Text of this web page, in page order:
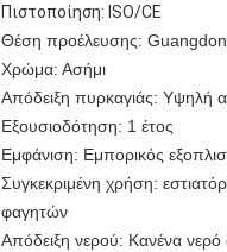
Πιστοποίηση: ISO/CE
Θέση προέλευσης:
Χρώμα: Ασήμι
Απόδειξη πυρκαγιάς: Υψηλή
Εξουσιοδότηση: 1 έτος
Εμφάνιση: Εμπορικός
Συγκεκριμένη χρήση:
φαγητών
Απόδειξη νερού: Κανένα